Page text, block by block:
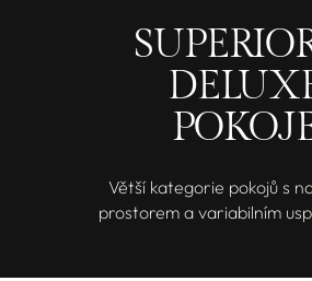
Větší kategorie pokojů s
prostorem a variabilním